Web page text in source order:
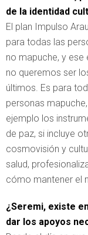
de la identidad
El plan Impulso
para todas las
no mapuche, y
no queremos ser
últimos. Es para
personas
ejemplo los
de paz, si incluye
cosmovisión y
salud,
cómo mantener el
¿Seremi, existe
dar los apoyos